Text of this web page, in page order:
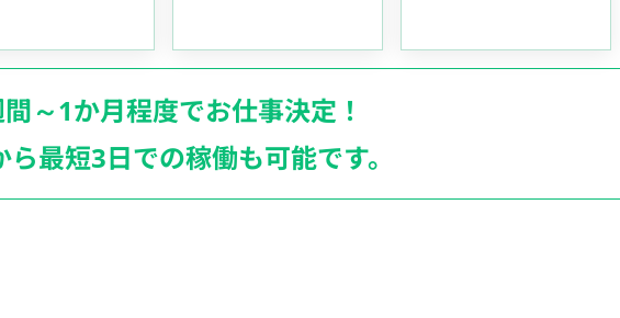
～1か月程度でお仕事決定！
ら最短3日での稼働も可能です。